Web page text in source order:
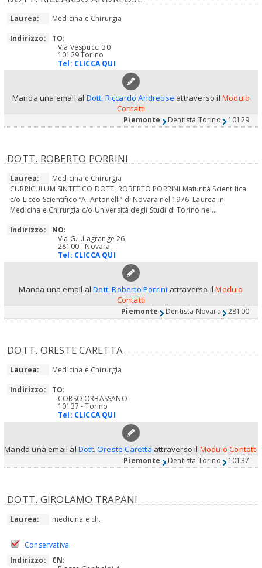
Laurea:
Medicina e Chirurgia
Indirizzo:
TO:
Via Vespucci 30
10129 Torino
Tel: CLICCA QUI
Manda una email al Dott. Riccardo Andreose attraverso ilModulo
Contatti
Piemonte Dentista Torino 10129
DOTT. ROBERTO PORRINI
Laurea:
Medicina e Chirurgia
CURRICULUM SINTETICO DOTT. ROBERTO PORRINI Maturità Scientifica
c/o Liceo Scientifico “A. Antonelli” di Novara nel 1976 Laurea in
Medicina e Chirurgia c/o Università degli Studi di Torino nel...
Indirizzo:
NO:
Via G.L.Lagrange 26
28100 - Novara
Tel: CLICCA QUI
Manda una email alDott. Roberto Porrini attraverso ilModulo
Contatti
Piemonte Dentista Novara 28100
DOTT. ORESTE CARETTA
Laurea:
Medicina e Chirurgia
Indirizzo:
TO:
CORSO ORBASSANO
10137 - Torino
Tel: CLICCA QUI
Manda una email al Dott. Oreste Caretta attraverso il Modulo Contatti
Piemonte Dentista Torino 10137
DOTT. GIROLAMO TRAPANI
Laurea: medicina e ch.
Conservativa
Indirizzo:
CN: